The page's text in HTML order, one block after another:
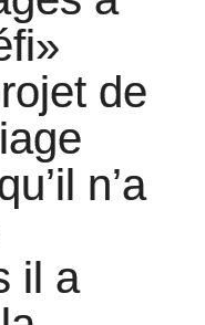
de
n’a
il a